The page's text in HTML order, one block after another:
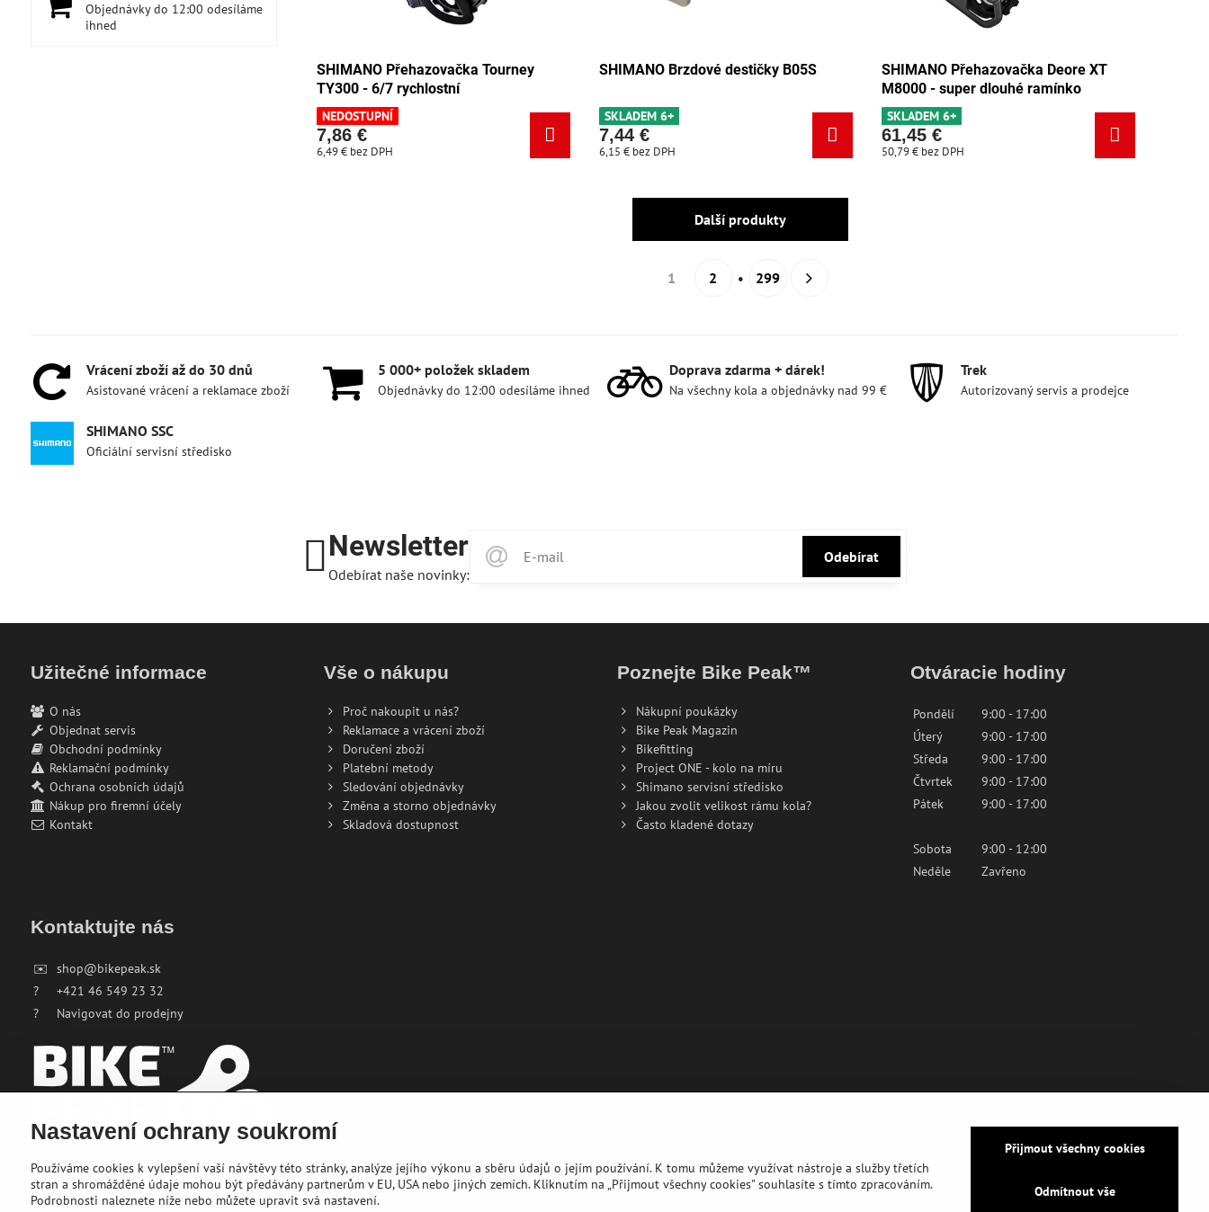
SHIMANO Přehazovačka Tourney
TY300 - 6/7 rychlostní
NEDOSTUPNÍ
7,86 €
6,49 € bez DPH
SHIMANO Brzdové destičky B05S
SKLADEM 6+
7,44 €
6,15 € bez DPH
SHIMANO Přehazovačka Deore XT
M8000 - super dlouhé ramínko
SKLADEM 6+
61,45 €
50,79 € bez DPH
Další produkty
1 2 299
Objednávky do 12:00 odesíláme
ihned
Vrácení zboží až do 30 dnů
Asistované vrácení a reklamace zboží
5 000+ položek skladem
Objednávky do 12:00 odesíláme ihned
Doprava zdarma + dárek!
Na všechny kola a objednávky nad 99 €
Trek
Autorizovaný servis a prodejce
SHIMANO SSC
Oficiální servisní středisko
Newsletter
Odebírat naše novinky:
Odebírat
Užitečné informace
O nás
Objednat servis
Obchodní podmínky
Reklamační podmínky
Ochrana osobních údajů
Nákup pro firemní účely
Kontakt
Vše o nákupu
Proč nakoupit u nás?
Reklamace a vrácení zboží
Doručení zboží
Platební metody
Sledování objednávky
Změna a storno objednávky
Skladová dostupnost
Poznejte Bike Peak™
Nákupní poukázky
Bike Peak Magazin
Bikefitting
Project ONE - kolo na míru
Shimano servisní středisko
Jakou zvolit velikost rámu kola?
Často kladené dotazy
Otváracie hodiny
Pondělí
9:00 - 17:00
Úterý
9:00 - 17:00
Středa
9:00 - 17:00
Čtvrtek
9:00 - 17:00
Pátek
9:00 - 17:00
Sobota
9:00 - 12:00
Neděle
Zavřeno
Kontaktujte nás
✉️
shop@bikepeak.sk
?
+421 46 549 23 32
?
Navigovat do prodejny
Nastavení ochrany soukromí
Používáme cookies k vylepšení vaší návštěvy této stránky, analýze jejího výkonu a sběru údajů o jejím používání. K tomu můžeme využívat nástroje a služby třetích
stran a shromážděné údaje mohou být předávány partnerům v EU, USA nebo jiných zemích. Kliknutím na „Přijmout všechny cookies" souhlasíte s tímto zpracováním.
Podrobnosti naleznete níže nebo můžete upravit svá nastavení.
Přijmout všechny cookies
Odmítnout vše